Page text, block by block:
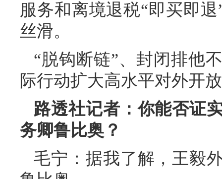
服务和离境退税“即买即
丝滑。
“脱钩断链”、封闭排他
际行动扩大高水平对外开
路透社记者：你能否证
务卿鲁比奥？
毛宁：据我了解，王毅